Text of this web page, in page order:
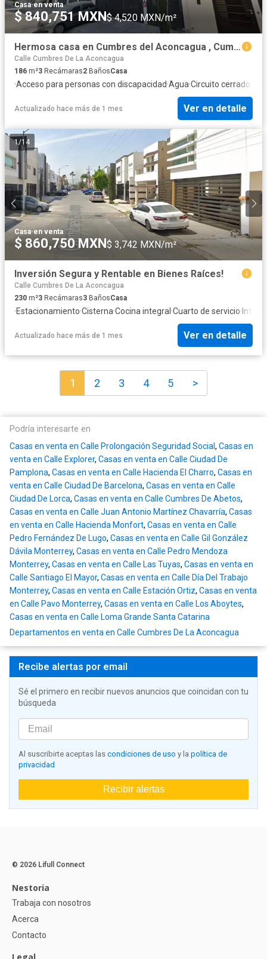
Casa·en venta
$ 840,751 MXN$ 4,520 MXN/m²
Hermosa casa en Cumbres del Aconcagua , Cumbres Elite 2do. Sector, 64349 Monterrey, N.L.
Calle Cumbres De La Aconcagua
186 m²3 Recámaras2 BañosCasa
·Acceso para personas con discapacidad·Agua·Circuito cerrado de
Actualizado hace más de 1 mes Ver en detalle
1/14
Casa·en venta
$ 860,750 MXN$ 3,742 MXN/m²
Inversión Segura y Rentable en Bienes Raíces!
Calle Cumbres De La Aconcagua
230 m²3 Recámaras3 BañosCasa
·Estacionamiento·Cisterna·Cocina integral ·Cuarto de servicio·
Actualizado hace más de 1 mes Ver en detalle
1 2 3 4 5 >
Podría interesarte en
Casas en venta en Calle Prolongación Seguridad Social, Casas en
venta en Calle Explorer, Casas en venta en Calle Ciudad De
Pamplona, Casas en venta en Calle Hacienda El Charro, Casas en
venta en Calle Ciudad De Barcelona, Casas en venta en Calle
Ciudad De Lorca, Casas en venta en Calle Cumbres De Abetos,
Casas en venta en Calle Juan Antonio Martínez Chavarría, Casas
en venta en Calle Hacienda Monfort, Casas en venta en Calle
Pedro Fernández De Lugo, Casas en venta en Calle Gil González
Dávila Monterrey, Casas en venta en Calle Pedro Mendoza
Monterrey, Casas en venta en Calle Las Tuyas, Casas en venta en
Calle Santiago El Mayor, Casas en venta en Calle Día Del Trabajo
Monterrey, Casas en venta en Calle Estación Ortiz, Casas en venta
en Calle Pavo Monterrey, Casas en venta en Calle Los Aboytes,
Casas en venta en Calle Loma Grande Santa Catarina
Departamentos en venta en Calle Cumbres De La Aconcagua
Recibe alertas por email
Sé el primero en recibir nuevos anuncios que coincidan con tu
búsqueda
Al suscribirte aceptas las condiciones de uso y la política de
privacidad
Recibir alertas
© 2026 Lifull Connect
Nestoria
Trabaja con nosotros
Acerca
Contacto